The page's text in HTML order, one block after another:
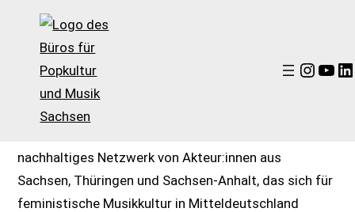
springen
Inhalt
springen
Instagram YouTube LinkedIn
nachhaltiges Netzwerk von Akteur:innen aus
Sachsen, Thüringen und Sachsen-Anhalt, das sich für
feministische Musikkultur in Mitteldeutschland